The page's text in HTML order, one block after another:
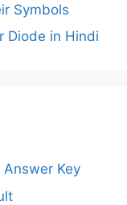
Symbols
Diode in Hindi
Answer Key